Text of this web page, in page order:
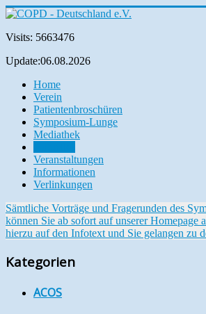
Visits: 5663476
Update:06.08.2026
Home
Verein
Patientenbroschüren
Symposium-Lunge
Mediathek
Veranstaltungen
Informationen
Verlinkungen
Sämtliche Vorträge und Fragerunden des
können Sie ab sofort auf unserer Homepage
hierzu auf den Infotext und Sie gelangen zu
Kategorien
ACOS